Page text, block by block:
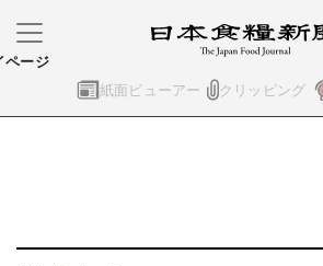
紙面ビューアー クリッピング
ページ